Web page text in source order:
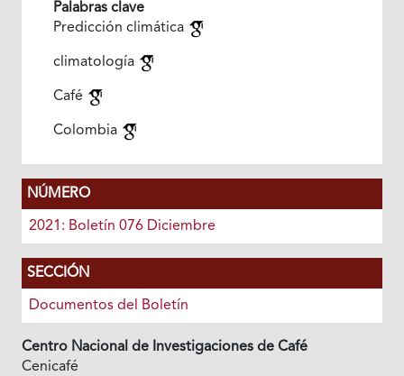
Palabras clave
Predicción climática
climatología
Café
Colombia
NÚMERO
2021: Boletín 076 Diciembre
SECCIÓN
Documentos del Boletín
Centro Nacional de Investigaciones de Café
Cenicafé